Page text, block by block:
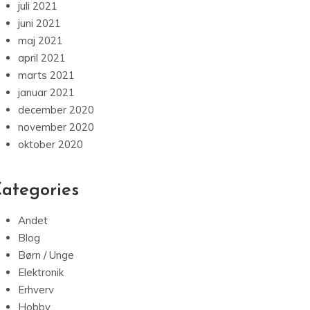
juli 2021
juni 2021
maj 2021
april 2021
marts 2021
januar 2021
december 2020
november 2020
oktober 2020
Andet
Blog
Børn / Unge
Elektronik
Erhverv
Hobby